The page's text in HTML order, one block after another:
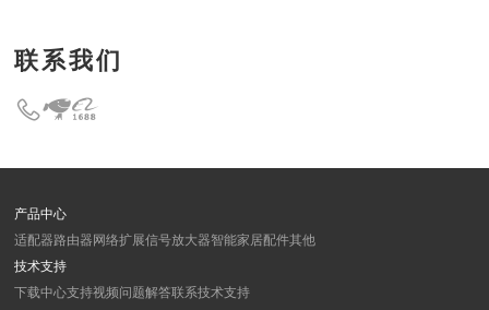
联系我们
产品中心
适配器路由器 网络扩展信号放大器智能家居配件其他
技术支持
下载中心支持视频问题解答联系技术支持